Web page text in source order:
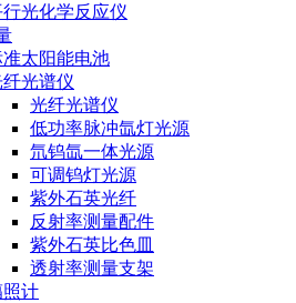
行光化学反应仪
准太阳能电池
纤光谱仪
光纤光谱仪
低功率脉冲氙灯光源
氘钨氙一体光源
可调钨灯光源
紫外石英光纤
反射率测量配件
紫外石英比色皿
透射率测量支架
照计